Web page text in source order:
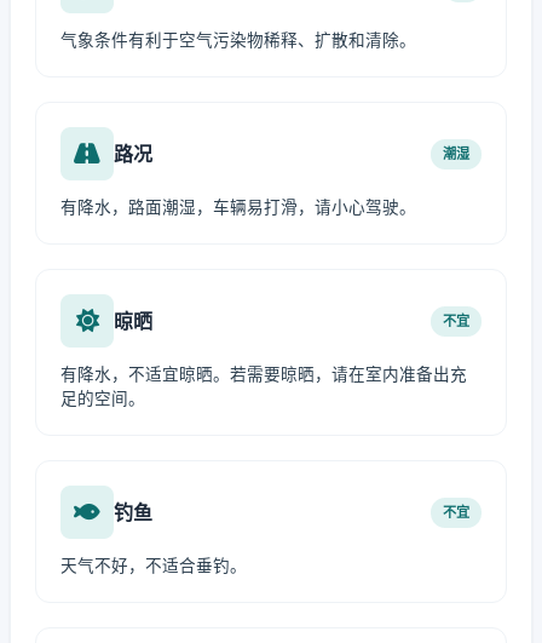
气象条件有利于空气污染物稀释、扩散和清除。
路况 潮湿
有降水，路面潮湿，车辆易打滑，请小心驾驶。
晾晒 不宜
有降水，不适宜晾晒。若需要晾晒，请在室内准备出充
足的空间。
钓鱼 不宜
天气不好，不适合垂钓。